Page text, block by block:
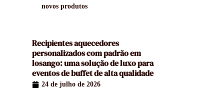
novos produtos
Recipientes aquecedores
personalizados com padrão em
losango: uma solução de luxo para
eventos de buffet de alta qualidade
24 de julho de 2026